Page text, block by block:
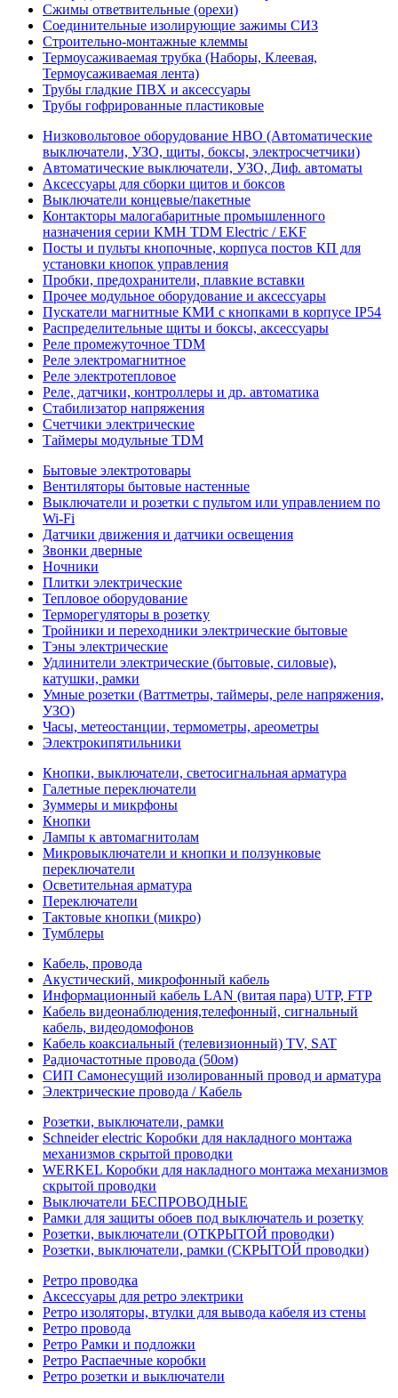
Сжимы ответвительные (орехи)
Соединительные изолирующие зажимы СИЗ
Строительно-монтажные клеммы
Термоусаживаемая трубка (Наборы, Клеевая,
Термоусаживаемая лента)
Трубы гладкие ПВХ и аксессуары
Трубы гофрированные пластиковые
Низковольтовое оборудование НВО (Автоматические
выключатели, УЗО, щиты, боксы, электросчетчики)
Автоматические выключатели, УЗО, Диф. автоматы
Аксессуары для сборки щитов и боксов
Выключатели концевые/пакетные
Контакторы малогабаритные промышленного
назначения серии КМН TDM Electric / EKF
Посты и пульты кнопочные, корпуса постов КП для
установки кнопок управления
Пробки, предохранители, плавкие вставки
Прочее модульное оборудование и аксессуары
Пускатели магнитные КМИ с кнопками в корпусе IP54
Распределительные щиты и боксы, аксессуары
Реле промежуточное TDM
Реле электромагнитное
Реле электротепловое
Реле, датчики, контроллеры и др. автоматика
Стабилизатор напряжения
Счетчики электрические
Таймеры модульные TDM
Бытовые электротовары
Вентиляторы бытовые настенные
Выключатели и розетки с пультом или управлением по
Wi-Fi
Датчики движения и датчики освещения
Звонки дверные
Ночники
Плитки электрические
Тепловое оборудование
Терморегуляторы в розетку
Тройники и переходники электрические бытовые
Тэны электрические
Удлинители электрические (бытовые, силовые),
катушки, рамки
Умные розетки (Ваттметры, таймеры, реле напряжения,
УЗО)
Часы, метеостанции, термометры, ареометры
Электрокипятильники
Кнопки, выключатели, светосигнальная арматура
Галетные переключатели
Зуммеры и микрфоны
Кнопки
Лампы к автомагнитолам
Микровыключатели и кнопки и ползунковые
переключатели
Осветительная арматура
Переключатели
Тактовые кнопки (микро)
Тумблеры
Кабель, провода
Акустический, микрофонный кабель
Информационный кабель LAN (витая пара) UTP, FTP
Кабель видеонаблюдения,телефонный, сигнальный
кабель, видеодомофонов
Кабель коаксиальный (телевизионный) TV, SAT
Радиочастотные провода (50ом)
СИП Самонесущий изолированный провод и арматура
Электрические провода / Кабель
Розетки, выключатели, рамки
Schneider electric Коробки для накладного монтажа
механизмов скрытой проводки
WERKEL Коробки для накладного монтажа механизмов
скрытой проводки
Выключатели БЕСПРОВОДНЫЕ
Рамки для защиты обоев под выключатель и розетку
Розетки, выключатели (ОТКРЫТОЙ проводки)
Розетки, выключатели, рамки (СКРЫТОЙ проводки)
Ретро проводка
Аксессуары для ретро электрики
Ретро изоляторы, втулки для вывода кабеля из стены
Ретро провода
Ретро Рамки и подложки
Ретро Распаечные коробки
Ретро розетки и выключатели